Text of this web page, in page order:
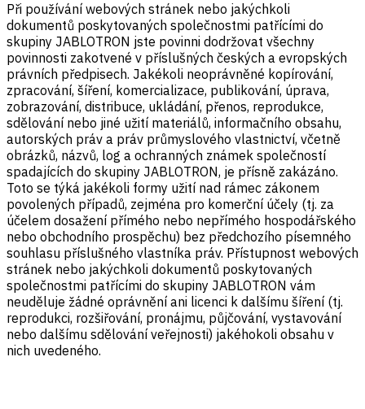
Při používání webových stránek nebo jakýchkoli
dokumentů poskytovaných společnostmi patřícími do
skupiny JABLOTRON jste povinni dodržovat všechny
povinnosti zakotvené v příslušných českých a evropských
právních předpisech. Jakékoli neoprávněné kopírování,
zpracování, šíření, komercializace, publikování, úprava,
zobrazování, distribuce, ukládání, přenos, reprodukce,
sdělování nebo jiné užití materiálů, informačního obsahu,
autorských práv a práv průmyslového vlastnictví, včetně
obrázků, názvů, log a ochranných známek společností
spadajících do skupiny JABLOTRON, je přísně zakázáno.
Toto se týká jakékoli formy užití nad rámec zákonem
povolených případů, zejména pro komerční účely (tj. za
účelem dosažení přímého nebo nepřímého hospodářského
nebo obchodního prospěchu) bez předchozího písemného
souhlasu příslušného vlastníka práv. Přístupnost webových
stránek nebo jakýchkoli dokumentů poskytovaných
společnostmi patřícími do skupiny JABLOTRON vám
neuděluje žádné oprávnění ani licenci k dalšímu šíření (tj.
reprodukci, rozšiřování, pronájmu, půjčování, vystavování
nebo dalšímu sdělování veřejnosti) jakéhokoli obsahu v
nich uvedeného.